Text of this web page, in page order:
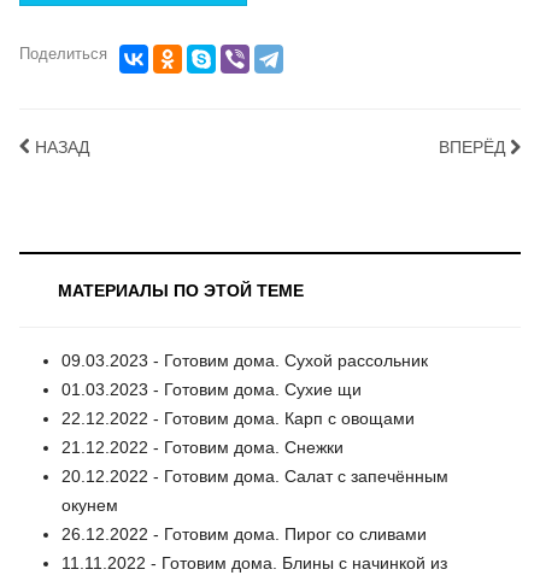
Поделиться
НАЗАД ВПЕРЁД
МАТЕРИАЛЫ ПО ЭТОЙ ТЕМЕ
09.03.2023 - Готовим дома. Сухой рассольник
01.03.2023 - Готовим дома. Сухие щи
22.12.2022 - Готовим дома. Карп с овощами
21.12.2022 - Готовим дома. Снежки
20.12.2022 - Готовим дома. Салат с запечённым
окунем
26.12.2022 - Готовим дома. Пирог со сливами
11.11.2022 - Готовим дома. Блины с начинкой из